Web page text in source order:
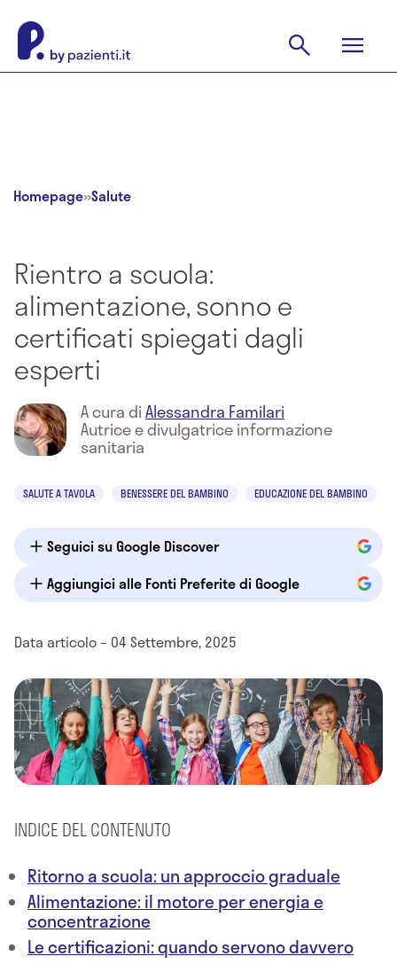
Homepage»Salute
Rientro a scuola:
alimentazione, sonno e
certificati spiegati dagli
esperti
A cura diAlessandra Familari
Autrice e divulgatrice informazione
sanitaria
SALUTE A TAVOLA BENESSERE DEL BAMBINO EDUCAZIONE DEL BAMBINO
Seguici su Google Discover
Aggiungici alle Fonti Preferite di Google
Data articolo – 04 Settembre, 2025
INDICE DEL CONTENUTO
Ritorno a scuola: un approccio graduale
Alimentazione: il motore per energia e
concentrazione
Le certificazioni: quando servono davvero